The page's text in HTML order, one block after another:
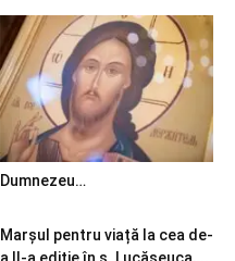
Dumnezeu…
Marșul pentru viață la cea de-